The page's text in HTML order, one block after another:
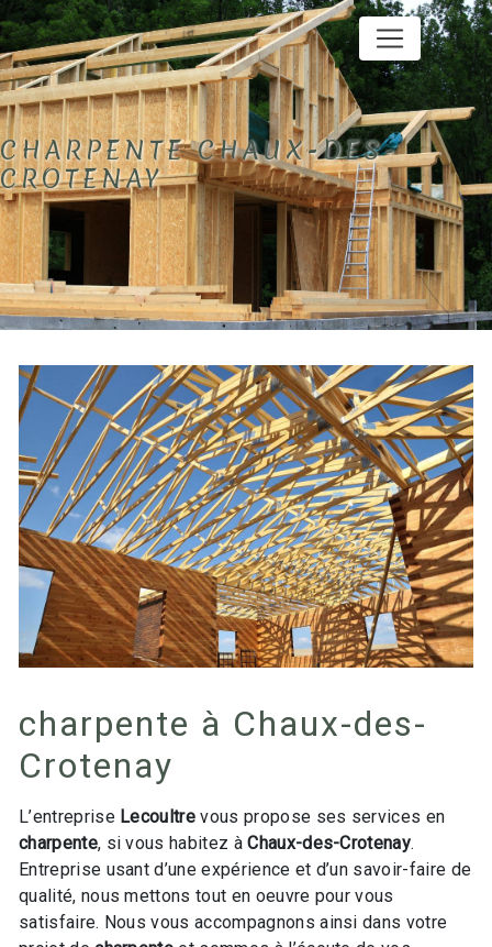
Panneau de gestion des cookies
CHARPENTE CHAUX-DES-
CROTENAY
charpente à Chaux-des-
Crotenay
L’entreprise Lecoultre vous propose ses services en
charpente, si vous habitez àChaux-des-Crotenay.
Entreprise usant d’une expérience et d’un savoir-faire de
qualité, nous mettons tout en oeuvre pour vous
satisfaire. Nous vous accompagnons ainsi dans votre